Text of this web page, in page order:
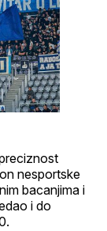
nesportske
bacanjima i
i do